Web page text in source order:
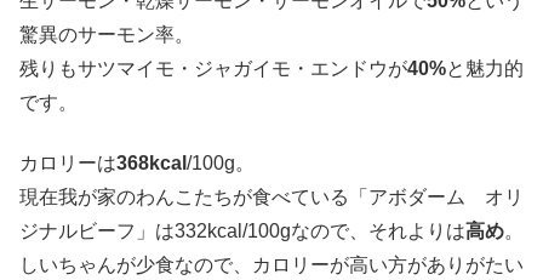
驚異のサーモン率。
残りもサツマイモ・ジャガイモ・エンドウが40%と魅力的
です。
カロリーは368kcal /100g。
現在我が家のわんこたちが食べている「アボダーム オリ
ジナルビーフ」は332kcal/100gなので、それよりは高め。
しいちゃんが少食なので、カロリーが高い方がありがたい